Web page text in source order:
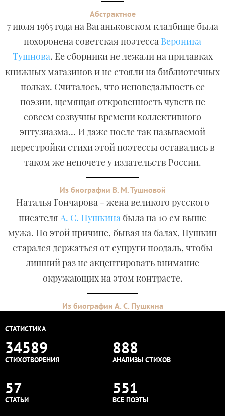
Абстрактное
7 июля 1965 года на Ваганьковском кладбище была
похоронена советская поэтесса Вероника
Тушнова. Ее сборники не лежали на прилавках
книжных магазинов и не стояли на библиотечных
полках. Считалось, что исповедальность ее
поэзии, щемящая откровенность чувств не
совсем созвучны времени коллективного
энтузиазма… И даже после так называемой
перестройки стихи этой поэтессы оставались в
таком же непочете у издательств России.
Из биографии В. М. Тушновой
Наталья Гончарова - жена великого русского
писателя А. С. Пушкина была на 10 см выше
мужа. По этой причине, бывая на балах, Пушкин
старался держаться от супруги поодаль, чтобы
лишний раз не акцентировать внимание
окружающих на этом контрасте.
Из биографии А. С. Пушкина
СТАТИСТИКА
34589
СТИХОТВОРЕНИЯ
888
АНАЛИЗЫ СТИХОВ
57
СТАТЬИ
551
ВСЕ ПОЭТЫ